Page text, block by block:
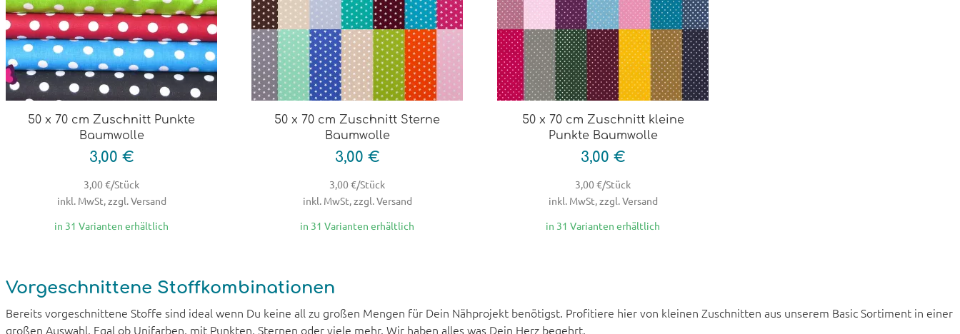
50 x 70 cm Zuschnitt Punkte
Baumwolle
3,00 €
3,00 €/Stück
inkl. MwSt, zzgl. Versand
in 31 Varianten erhältlich
50 x 70 cm Zuschnitt Sterne
Baumwolle
3,00 €
3,00 €/Stück
inkl. MwSt, zzgl. Versand
in 31 Varianten erhältlich
50 x 70 cm Zuschnitt kleine
Punkte Baumwolle
3,00 €
3,00 €/Stück
inkl. MwSt, zzgl. Versand
in 31 Varianten erhältlich
Vorgeschnittene Stoffkombinationen
Bereits vorgeschnittene Stoffe sind ideal wenn Du keine all zu großen Mengen für Dein Nähprojekt benötigst. Profitiere hier von kleinen Zuschnitten aus unserem Basic Sortiment in einer
großen Auswahl. Egal ob Unifarben, mit Punkten, Sternen oder viele mehr. Wir haben alles was Dein Herz begehrt.